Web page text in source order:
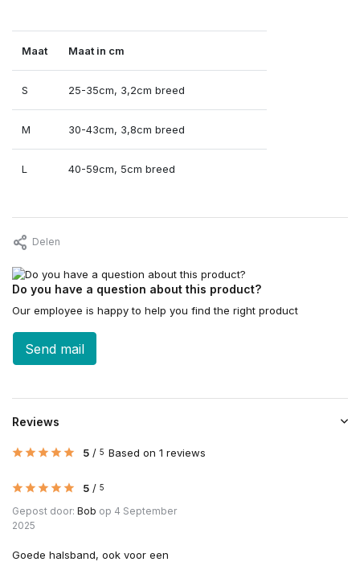
Maat Maat in cm
S 25-35cm, 3,2cm breed
M 30-43cm, 3,8cm breed
L 40-59cm, 5cm breed
Delen
Do you have a question about this product?
Our employee is happy to help you find the right product
Send mail
Reviews
5 / 5 Based on 1 reviews
5 / 5
Gepost door: Bob op 4 September
2025
Goede halsband, ook voor een